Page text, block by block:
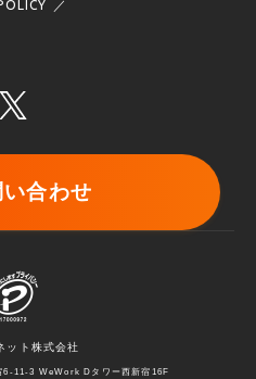
い合わせ
ット株式会社
6-11-3 WeWork Dタワー西新宿16F